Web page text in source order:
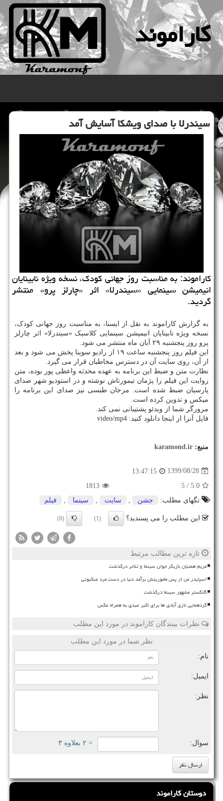
كاراموند
سیندرلا با صدای ویشكا آسایش آمد
كاراموند: به مناسبت روز جهانی كودك، نسخه ویژه نابینایان
انیمیشن سینمایی «سیندرلا» اثر «چارلز پرو» منتشر
گردید.
به گزارش کاراموند به نقل از ایسنا، به مناسبت روز جهانی کودک،
نسخه ویژه نابینایان انیمیشن سینمایی کلاسیک «سیندرلا» اثر چارلز
پرو روز پنجشنبه ۲۹ آبان ماه منتشر می شود.
این فیلم روز پنجشنبه ساعت ۱۹ از رادیو سوینا پخش می شود و بعد
از آن، روی سایت آن در دسترس مخاطبان قرار می گیرد.
نظارت متن و ضبط این برنامه به عهده محدثه واعظی پور بوده، متن
روایت این فیلم را پژمان تیمورتاش نوشته و در استودیو شهر صدای
پارسیان ضبط شده است. مرجان طبسی نیز صدای این برنامه را
میکس و تدوین کرده است.
مرورگر شما از ویدئو پشتیبانی نمی کند.
فایل آنرا از اینجا دانلود کنید: video/mp4
منبع: karamond.ir
1399/08/28
13:47:15
5.0
/ 5
1813
تگهای مطلب:
جشن سایت سینما فیلم
این مطلب را می پسندید؟ (1)
(0)
تازه ترین مطالب مرتبط
مریم همتیان بازیگر جوان سینما و تئاتر درگذشت
اسپایدر من از پس ماموریتش برآمد دنیا در دست مرد عنکبوتی
گانگستر مشهور سینما درگذشت
گردهمایی نازی آبادی ها برای اکبر عبدی به همراه عکس
نظرات بینندگان کاراموند در مورد این مطلب
نظر شما در مورد این مطلب
نام:
ایمیل:
نظر:
سوال: = ۲ بعلاوه ۳
دوستان کاراموند